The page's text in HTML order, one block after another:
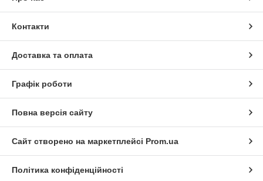
Контакти
Доставка та оплата
Графік роботи
Повна версія сайту
Сайт створено на маркетплейсі Prom.ua
Політика конфіденційності